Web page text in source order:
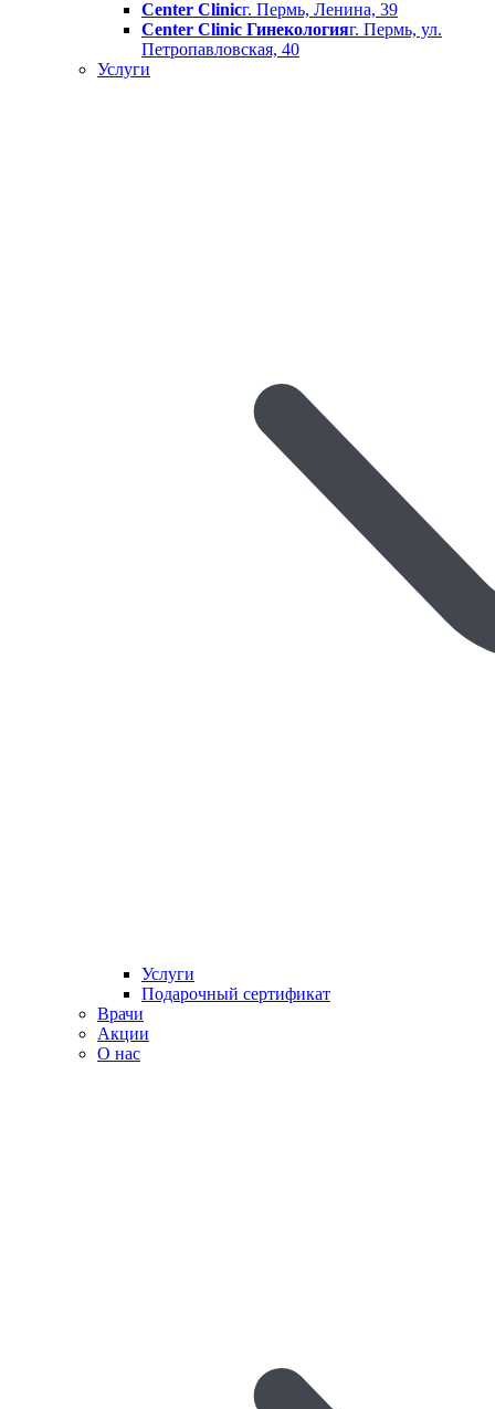
Center Clinicг. Пермь, Ленина, 39
Center Clinic Гинекологияг. Пермь, ул.
Петропавловская, 40
Услуги
Услуги
Подарочный сертификат
Врачи
Акции
О нас